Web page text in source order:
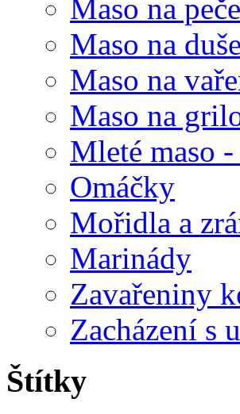
Maso na
Maso na
Maso na
Maso na
Mleté maso
Omáčky
Mořidla a
Marinády
Zavařeniny
Zacházení s
Štítky